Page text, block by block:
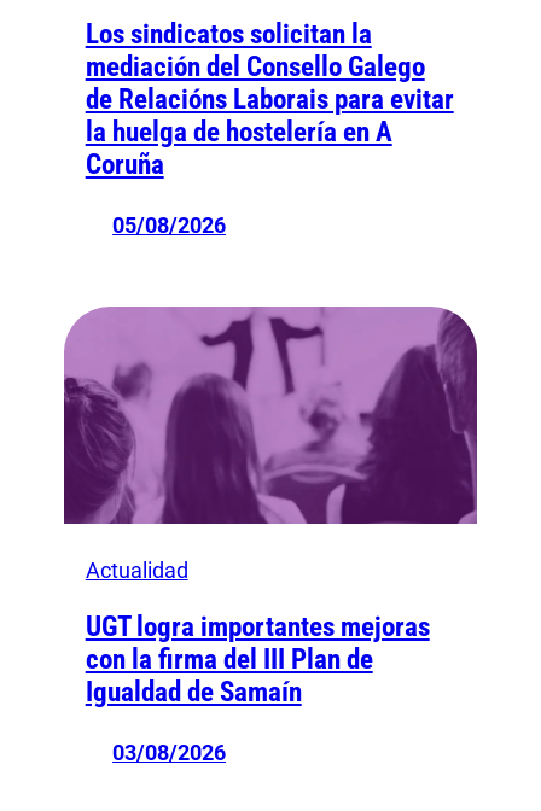
Los sindicatos solicitan la
mediación del Consello Galego
de Relacións Laborais para evitar
la huelga de hostelería en A
Coruña
05/08/2026
Actualidad
UGT logra importantes mejoras
con la firma del III Plan de
Igualdad de Samaín
03/08/2026